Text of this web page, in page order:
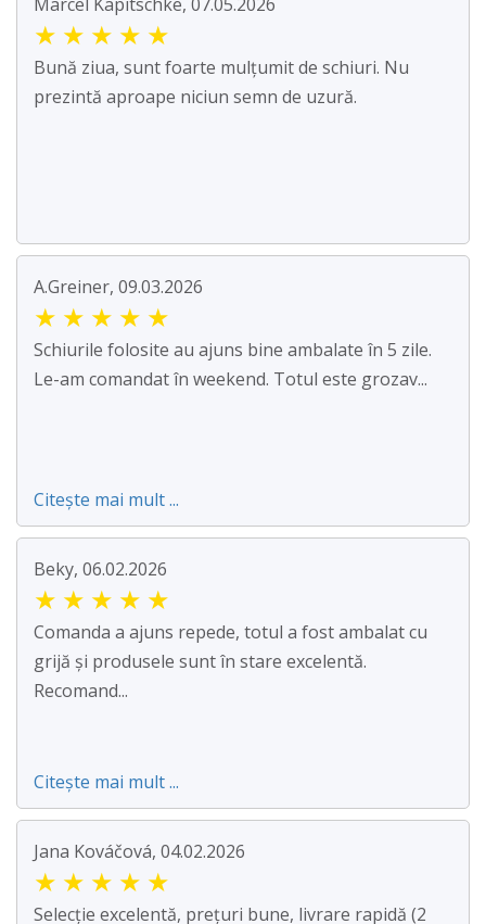
★ ★ ★ ★ ★
Bună ziua, sunt foarte mulțumit de schiuri. Nu
prezintă aproape niciun semn de uzură.
A.Greiner, 09.03.2026
★ ★ ★ ★ ★
Schiurile folosite au ajuns bine ambalate în 5 zile.
Le-am comandat în weekend. Totul este grozav...
Citește mai mult ...
Beky, 06.02.2026
★ ★ ★ ★ ★
Comanda a ajuns repede, totul a fost ambalat cu
grijă și produsele sunt în stare excelentă.
Recomand...
Citește mai mult ...
Jana Kováčová, 04.02.2026
★ ★ ★ ★ ★
Selecție excelentă, prețuri bune, livrare rapidă (2